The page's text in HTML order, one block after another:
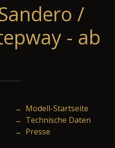
/
- ab
→ Modell-Startseite
→ Technische Daten
→ Presse